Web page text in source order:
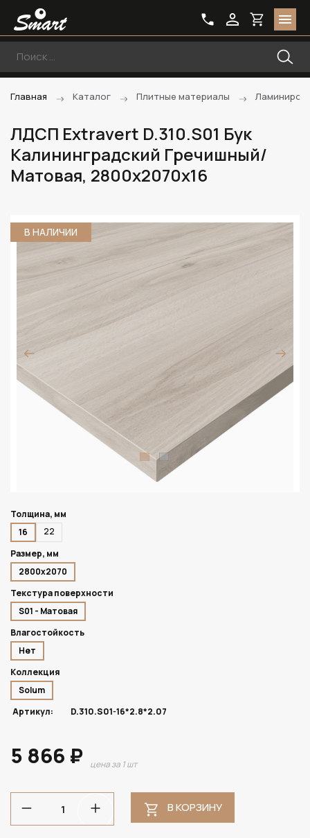
Главная Каталог Плитные материалы
ЛДСП Extravert D.310.S01 Бук
Калининградский Гречишный/
Матовая, 2800х2070х16
В НАЛИЧИИ
Толщина, мм
16
22
Размер, мм
2800х2070
Текстура поверхности
S01 - Матовая
Влагостойкость
Нет
Коллекция
Solum
Артикул:
D.310.S01-16*2.8*2.07
5 866 ₽ цена за 1 шт
В КОРЗИНУ